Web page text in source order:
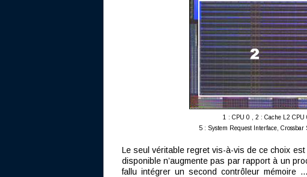
1 : CPU 0 , 2 : Cache L2 CPU
5 : System Request Interface,
Le seul véritable regret vis-à-vis de ce choix
disponible n’augmente pas par rapport à un
fallu intégrer un second contrôleur